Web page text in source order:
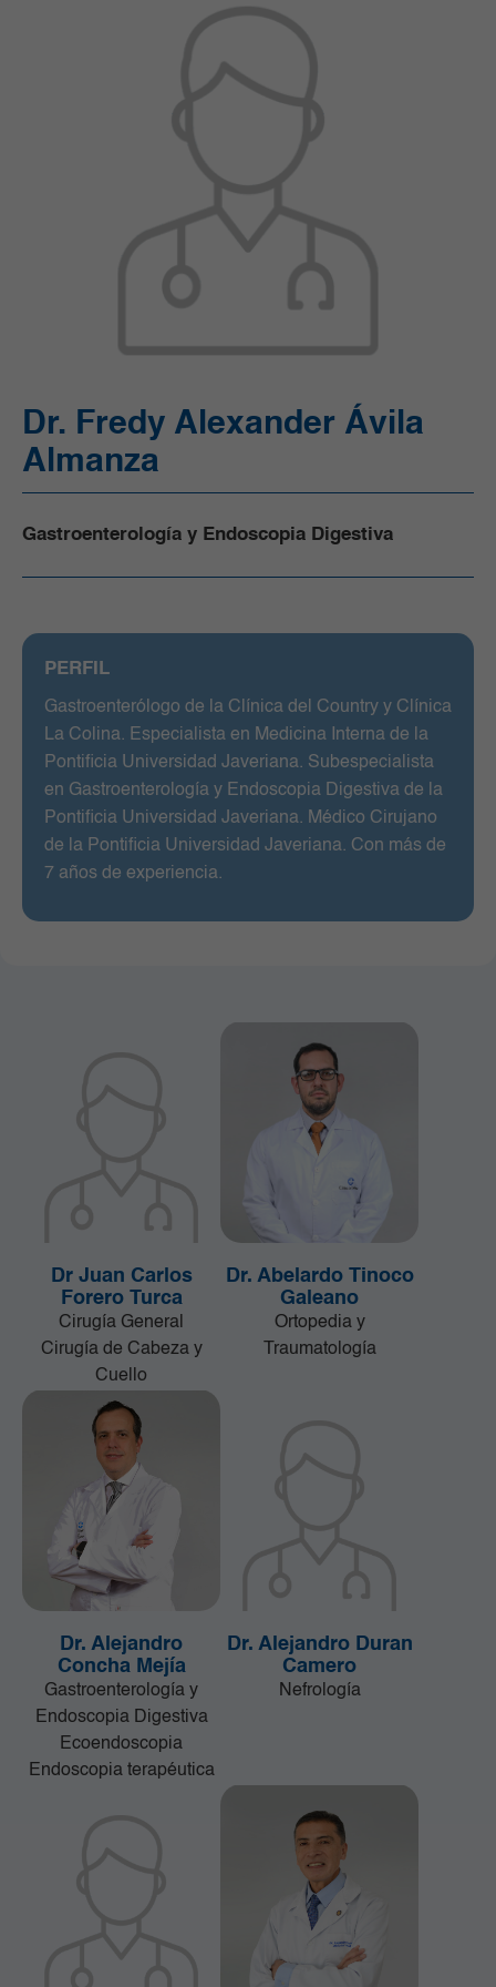
Unidad de Cuidado Crítico Especializado (UCI)
Dr. Fredy Alexander Ávila
Almanza
Gastroenterología y Endoscopia Digestiva
PERFIL
Gastroenterólogo de la Clínica del Country y Clínica
La Colina. Especialista en Medicina Interna de la
Pontificia Universidad Javeriana. Subespecialista
en Gastroenterología y Endoscopia Digestiva de la
Pontificia Universidad Javeriana. Médico Cirujano
de la Pontificia Universidad Javeriana. Con más de
7 años de experiencia.
Dr Juan Carlos
Forero Turca
Cirugía General
Cirugía de Cabeza y
Cuello
Dr. Abelardo Tinoco
Galeano
Ortopedia y
Traumatología
Dr. Alejandro
Concha Mejía
Gastroenterología y
Endoscopia Digestiva
Ecoendoscopia
Endoscopia terapéutica
Dr. Alejandro Duran
Camero
Nefrología